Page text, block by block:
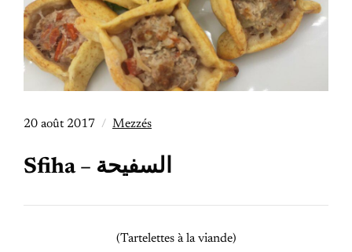
20 août 2017 Mezzés
Sfiha – السفيحة
(Tartelettes à la viande)